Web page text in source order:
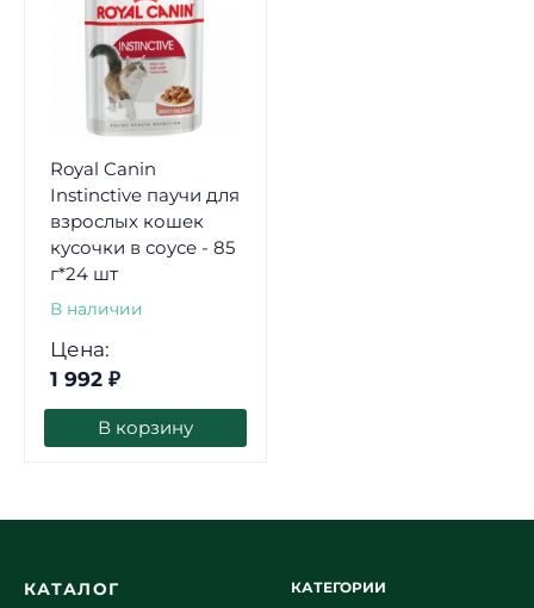
Royal Canin
Instinctive паучи для
взрослых кошек
кусочки в соусе - 85
г*24 шт
В наличии
Цена:
1 992 ₽
В корзину
КАТАЛОГ КАТЕГОРИИ